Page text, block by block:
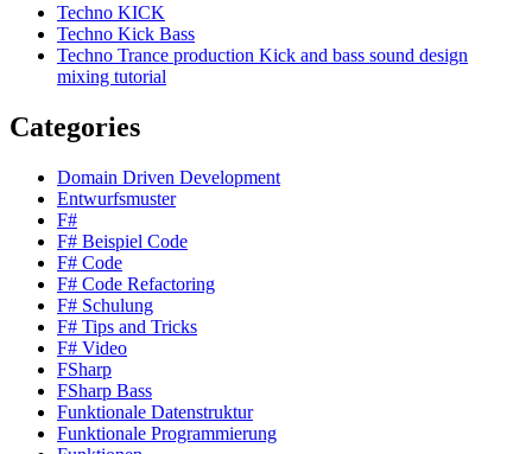
Techno KICK
Techno Kick Bass
Techno Trance production Kick and bass sound design
mixing tutorial
Categories
Domain Driven Development
Entwurfsmuster
F#
F# Beispiel Code
F# Code
F# Code Refactoring
F# Schulung
F# Tips and Tricks
F# Video
FSharp
FSharp Bass
Funktionale Datenstruktur
Funktionale Programmierung